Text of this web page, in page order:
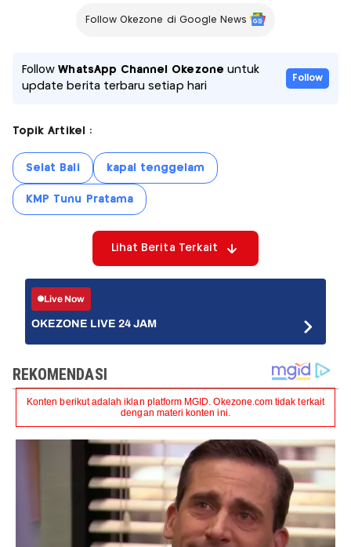
Follow Okezone di Google News
FollowWhatsApp Channel Okezone untuk
update berita terbaru setiap hari
Follow
Topik Artikel :
Selat Bali kapal tenggelam
KMP Tunu Pratama
Lihat Berita Terkait
Live Now
OKEZONE LIVE 24 JAM